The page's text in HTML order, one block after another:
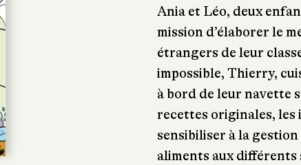
Ania et Léo, deux
mission d’élaborer le
étrangers de leur
impossible, Thierry,
à bord de leur navette
recettes originales, les
sensibiliser à la
aliments aux différents